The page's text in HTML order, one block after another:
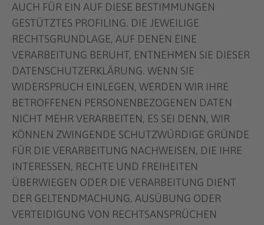
AUCH FÜR EIN AUF DIESE BESTIMMUNGEN
GESTÜTZTES PROFILING. DIE JEWEILIGE
RECHTSGRUNDLAGE, AUF DENEN EINE
VERARBEITUNG BERUHT, ENTNEHMEN SIE DIESER
DATENSCHUTZERKLÄRUNG. WENN SIE
WIDERSPRUCH EINLEGEN, WERDEN WIR IHRE
BETROFFENEN PERSONENBEZOGENEN DATEN
NICHT MEHR VERARBEITEN, ES SEI DENN, WIR
KÖNNEN ZWINGENDE SCHUTZWÜRDIGE GRÜNDE
FÜR DIE VERARBEITUNG NACHWEISEN, DIE IHRE
INTERESSEN, RECHTE UND FREIHEITEN
ÜBERWIEGEN ODER DIE VERARBEITUNG DIENT
DER GELTENDMACHUNG, AUSÜBUNG ODER
VERTEIDIGUNG VON RECHTSANSPRÜCHEN